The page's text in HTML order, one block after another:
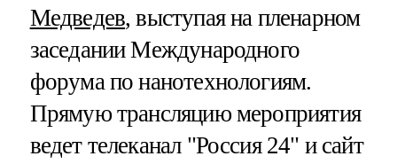
Медведев, выступая на пленарном
заседании Международного
форума по нанотехнологиям.
Прямую трансляцию мероприятия
ведет телеканал "Россия 24" и сайт